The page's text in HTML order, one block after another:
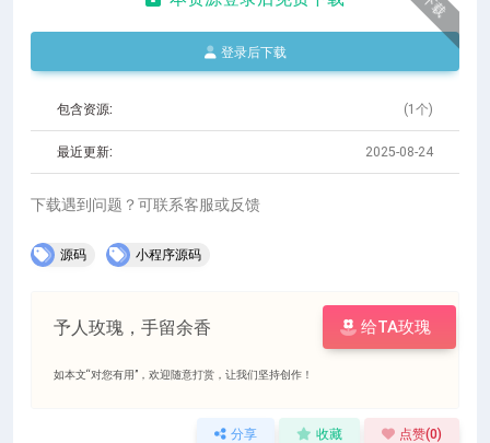
登录后下载
包含资源: (1个)
最近更新: 2025-08-24
下载遇到问题？可联系客服或反馈
源码 小程序源码
予人玫瑰，手留余香 给TA玫瑰
如本文“对您有用”，欢迎随意打赏，让我们坚持创作！
分享 收藏 点赞(0)